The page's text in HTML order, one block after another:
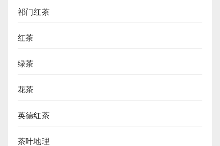
祁门红茶
红茶
绿茶
花茶
英德红茶
茶叶地理